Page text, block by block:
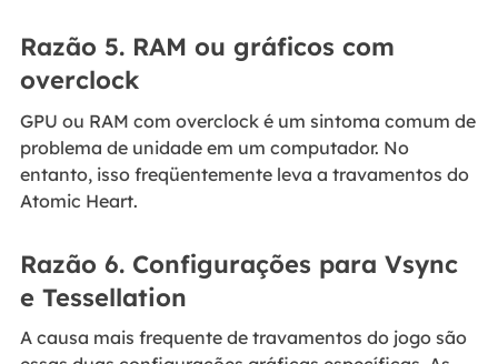
Razão 5. RAM ou gráficos com
overclock
GPU ou RAM com overclock é um sintoma comum de
problema de unidade em um computador. No
entanto, isso freqüentemente leva a travamentos do
Atomic Heart.
Razão 6. Configurações para Vsync
e Tessellation
A causa mais frequente de travamentos do jogo são